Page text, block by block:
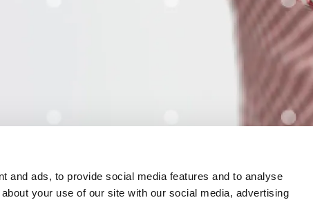
and ads, to provide social media features and to analyse
your use of our site with our social media, advertising